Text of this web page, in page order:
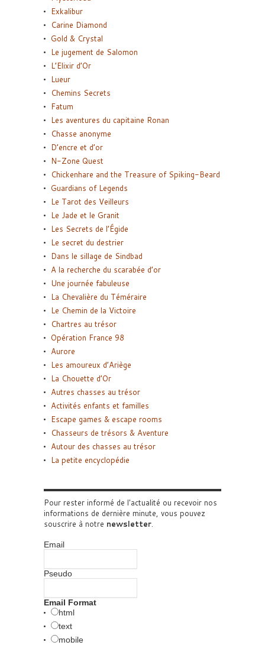
Exkalibur
Carine Diamond
Gold & Crystal
Le jugement de Salomon
L’Elixir d’Or
Lueur
Chemins Secrets
Fatum
Les aventures du capitaine Ronan
Chasse anonyme
D’encre et d’or
N-Zone Quest
Chickenhare and the Treasure of Spiking-Beard
Guardians of Legends
Le Tarot des Veilleurs
Le Jade et le Granit
Les Secrets de l’Égide
Le secret du destrier
Dans le sillage de Sindbad
A la recherche du scarabée d’or
Une journée fabuleuse
La Chevalière du Téméraire
Le Chemin de la Victoire
Chartres au trésor
Opération France 98
Aurore
Les amoureux d’Ariège
La Chouette d’Or
Autres chasses au trésor
Activités enfants et familles
Escape games & escape rooms
Chasseurs de trésors & Aventure
Autour des chasses au trésor
La petite encyclopédie
Pour rester informé de l'actualité ou recevoir nos
informations de dernière minute, vous pouvez
souscrire à notre newsletter.
Email
Pseudo
Email Format
html
text
mobile